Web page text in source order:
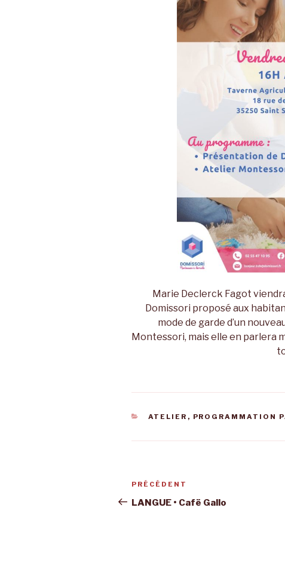
Marie Declerck Fagot
Domissori proposé aux
mode de garde d’un
Montessori, mais elle en parlera
CATÉGORIES
ATELIER , PROGRAMMATION
Navigation
de
Article
précédent
PRÉCÉDENT
LANGUE • Cafë Gallo